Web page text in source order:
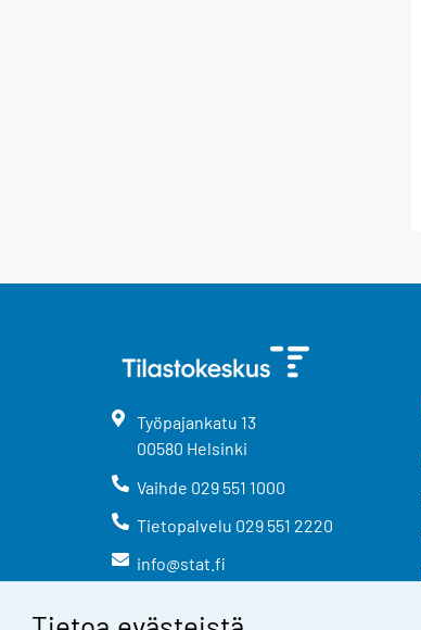
Työpajankatu 13
00580 Helsinki
Vaihde 029 551 1000
Tietopalvelu 029 551 2220
info@stat.fi